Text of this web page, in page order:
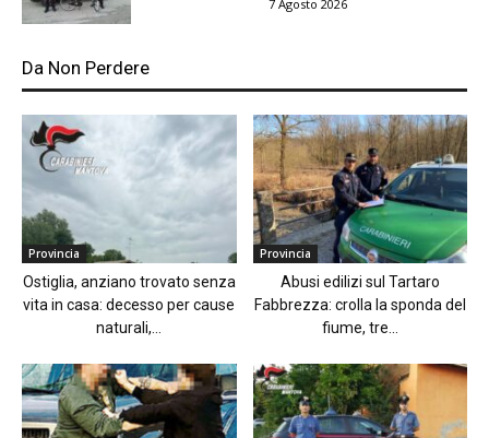
7 Agosto 2026
Da Non Perdere
Provincia
Ostiglia, anziano trovato senza
vita in casa: decesso per cause
naturali,...
Provincia
Abusi edilizi sul Tartaro
Fabbrezza: crolla la sponda del
fiume, tre...